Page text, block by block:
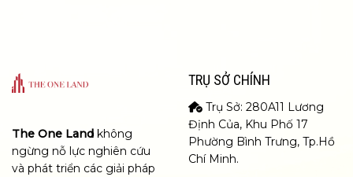
The One Land không
ngừng nỗ lực nghiên cứu
và phát triển các giải pháp
TRỤ SỞ CHÍNH
Trụ Sở: 280A11 Lương
Định Của, Khu Phố 17
Phường Bình Trưng, Tp.Hồ
Chí Minh.